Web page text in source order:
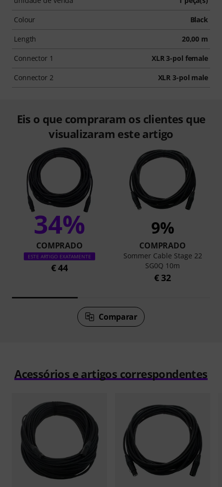
Colour Black
Length 20,00 m
Connector 1 XLR 3-pol female
Connector 2 XLR 3-pol male
Eis o que compraram os clientes que
visualizaram este artigo
34%
COMPRADO
ESTE ARTIGO EXATAMENTE
€ 44
9%
COMPRADO
Sommer Cable Stage 22
SG0Q 10m
€ 32
Comparar
Acessórios e artigos correspondentes